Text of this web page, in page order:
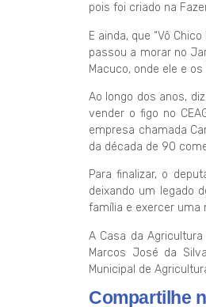
pois foi criado na
E ainda, que “Vô
passou a morar no
Macuco, onde ele e
Ao longo dos anos,
vender o figo no
empresa chamada
da década de 90
Para finalizar, o
deixando um legado
família e exercer uma
A Casa da
Marcos José da
Municipal de
Compartilhe